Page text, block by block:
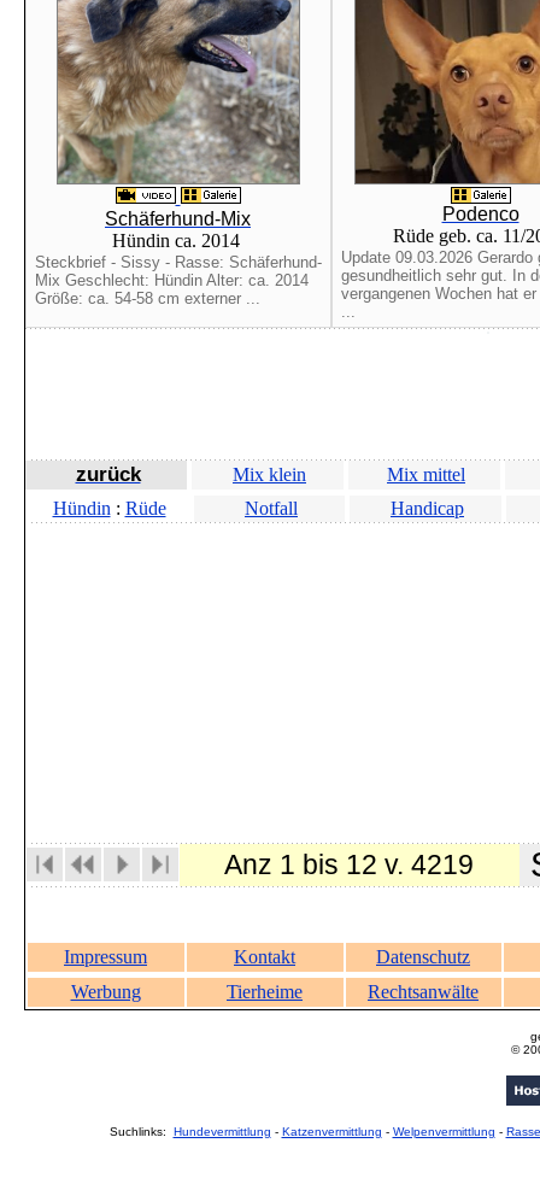
Schäferhund-Mix
Hündin ca. 2014
Steckbrief - Sissy - Rasse: Schäferhund-
Mix Geschlecht: Hündin Alter: ca. 2014
Größe: ca. 54-58 cm externer ...
Podenco
Rüde geb. ca. 11/
Update 09.03.2026 Gerardo
gesundheitlich sehr gut. In
vergangenen Wochen hat
...
zurück Mix klein
Mix mittel
Hündin : Rüde Notfall Handicap
Anz 1 bis 12 v. 4219
Impressum Kontakt
Datenschutz
Werbung
Tierheime Rechtsanwälte
©
Suchlinks: Hundevermittlung - Katzenvermittlung - Welpenvermittlung -